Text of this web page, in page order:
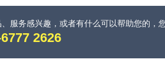
服务感兴趣，或者有什么可以帮助您的，
2626